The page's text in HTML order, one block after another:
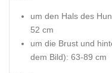
um den Hals des
52 cm
um die Brust und
dem Bild): 63-89 cm